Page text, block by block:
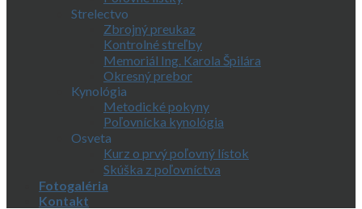
Strelectvo
Zbrojný preukaz
Kontrolné streľby
Memoriál Ing. Karola Špilára
Okresný prebor
Kynológia
Metodické pokyny
Poľovnícka kynológia
Osveta
Kurz o prvý poľovný lístok
Skúška z poľovníctva
Fotogaléria
Kontakt